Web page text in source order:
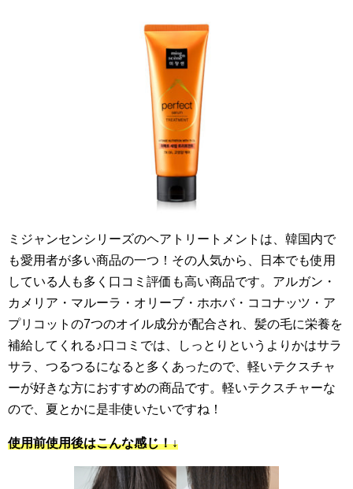
ミジャンセンシリーズのヘアトリートメントは、韓国内で
も愛用者が多い商品の一つ！その人気から、日本でも使用
している人も多く口コミ評価も高い商品です。アルガン・
カメリア・マルーラ・オリーブ・ホホバ・ココナッツ・ア
プリコットの7つのオイル成分が配合され、髪の毛に栄養を
補給してくれる♪口コミでは、しっとりというよりかはサラ
サラ、つるつるになると多くあったので、軽いテクスチャ
ーが好きな方におすすめの商品です。軽いテクスチャーな
ので、夏とかに是非使いたいですね！
使用前使用後はこんな感じ！↓